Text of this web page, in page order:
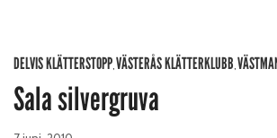
DELVIS KLÄTTERSTOPP,VÄSTERÅS KLÄTTERKLUBB,
Sala silvergruva